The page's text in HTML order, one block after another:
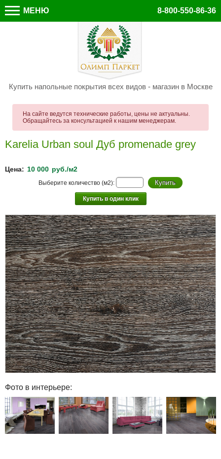
МЕНЮ 8-800-550-86-36
Купить напольные покрытия всех видов - магазин в Москве
На сайте ведутся технические работы, цены не актуальны.
Обращайтесь за консультацией к нашим менеджерам.
Karelia Urban soul Дуб promenade grey
Цена: 10 000 руб./м2
Выберите количество (м2):
Купить в один клик
Фото в интерьере: